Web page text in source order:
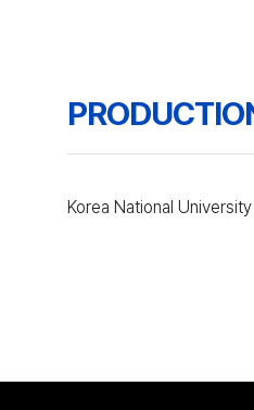
Korea National